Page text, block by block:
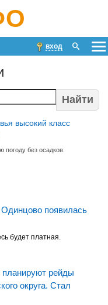
вход
Найти
высокий класс
без осадков.
появилась
будет платная.
рейды
округа. Стал